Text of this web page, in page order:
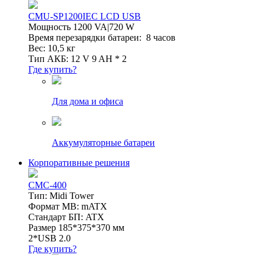
CMU-SP1200IEC LCD USB
Мощность 1200 VA|720 W
Время перезарядки батареи: 8 часов
Вес: 10,5 кг
Тип АКБ: 12 V 9 AH * 2
Где купить?
Для дома и офиса
Аккумуляторные батареи
Корпоративные решения
CMC-400
Тип: Midi Tower
Формат MB: mATX
Стандарт БП: ATX
Размер 185*375*370 мм
2*USB 2.0
Где купить?